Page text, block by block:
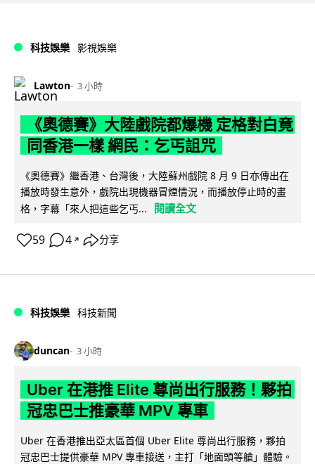
科技娛樂 影視娛樂
Lawton 3 小時
《奧德賽》大陸戲院都爆機 定格對白竟
同香港一樣 網民：乞丐詛咒
《奧德賽》繼香港、台灣後，大陸蘇州戲院 8 月 9 日亦傳出在
播放時發生意外，戲院出現機器冒煙情況，而播放停止時的畫
格，字幕「來人把這些乞丐...
閱讀全文
59 4 ↗ 分享
科技娛樂 科技新聞
duncan 3 小時
Uber 在港推 Elite 尊尚出行服務！夥拍
冠忠巴士推豪華 MPV 專車
Uber 在香港推出亞太區首個 Uber Elite 尊尚出行服務，夥拍
冠忠巴士提供豪華 MPV 專車接送，主打「地面頭等艙」體驗。